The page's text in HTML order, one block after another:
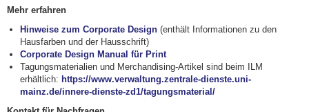
Mehr erfahren
Hinweise zum Corporate Design (enthält Informationen zu den
Hausfarben und der Hausschrift)
Corporate Design Manual für Print
Tagungsmaterialien und Merchandising-Artikel sind beim ILM
erhältlich: https://www.verwaltung.zentrale-dienste.uni-
mainz.de/innere-dienste-zd1/tagungsmaterial/